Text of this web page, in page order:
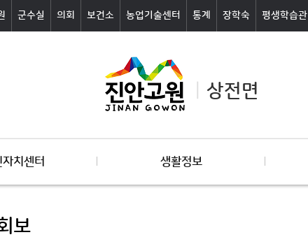
군수실 의회 보건소 농업기술센터 통계 장학숙 평생학습관
상전면
치센터 생활정보
보